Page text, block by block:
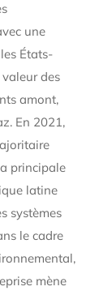
une
États-
des
amont,
En 2021,
principale
latine
systèmes
le cadre
mène